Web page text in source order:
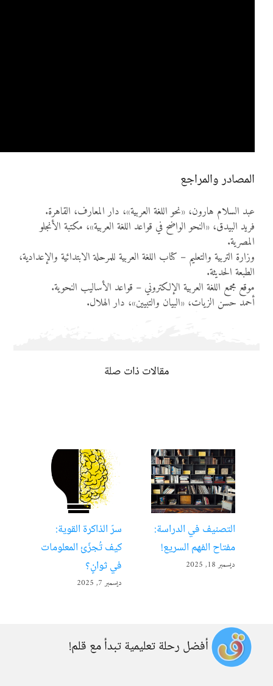
المصادر والمراجع
عبد السلام هارون، «نحو اللغة العربية»، دار المعارف، القاهرة.
فريد البيدق، «النحو الواضح في قواعد اللغة العربية»، مكتبة الأنجلو
المصرية.
وزارة التربية والتعليم – كتاب اللغة العربية للمرحلة الابتدائية والإعدادية،
الطبعة الحديثة.
موقع مجمع اللغة العربية الإلكتروني – قواعد الأساليب النحوية.
أحمد حسن الزيات، «البيان والتبيين»، دار الهلال.
مقالات ذات صلة
التصنيف في الدراسة:
مفتاح الفهم السريع!
ديسمبر 18, 2025
سرّ الذاكرة القوية:
كيف تُجزّئ المعلومات
في ثوانٍ؟
ديسمبر 7, 2025
أفضل رحلة تعليمية تبدأ مع قلم!